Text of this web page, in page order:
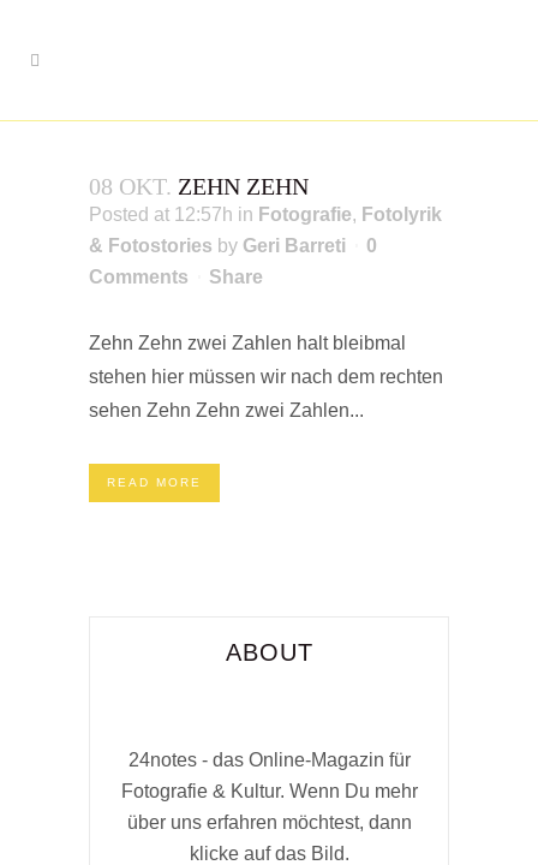
08 OKT. ZEHN ZEHN
Posted at 12:57h in Fotografie, Fotolyrik
& Fotostories by Geri Barreti
0
Comments
Share
Zehn Zehn zwei Zahlen halt bleibmal
stehen hier müssen wir nach dem rechten
sehen Zehn Zehn zwei Zahlen...
READ MORE
ABOUT
24notes - das Online-Magazin für
Fotografie & Kultur. Wenn Du mehr
über uns erfahren möchtest, dann
klicke auf das Bild.